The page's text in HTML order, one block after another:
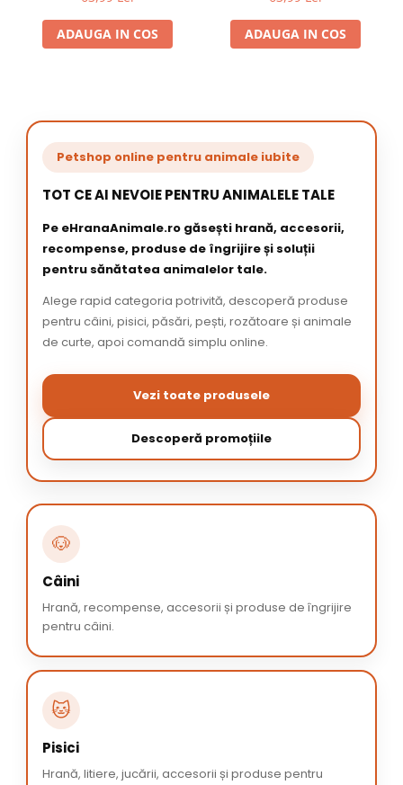
ADAUGA IN COS ADAUGA IN COS
Petshop online pentru animale iubite
TOT CE AI NEVOIE PENTRU ANIMALELE TALE
Pe eHranaAnimale.ro găsești hrană, accesorii,
recompense, produse de îngrijire și soluții
pentru sănătatea animalelor tale.
Alege rapid categoria potrivită, descoperă produse
pentru câini, pisici, păsări, pești, rozătoare și animale
de curte, apoi comandă simplu online.
Vezi toate produsele
Descoperă promoțiile
🐶
Câini
Hrană, recompense, accesorii și produse de îngrijire
pentru câini.
🐱
Pisici
Hrană, litiere, jucării, accesorii și produse pentru